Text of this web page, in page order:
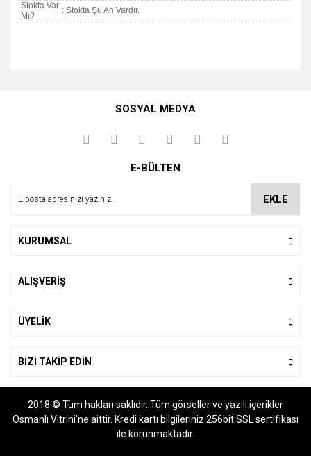
Stokta Var
Mı?
: Stokta Şu An Vardır.
kullanarak tarafımıza iletebilirsiniz.
Görüş ve önerileriniz için teşekkür ederiz.
Ürün açıklamasında eksik bilgiler bulunuyor.
SOSYAL MEDYA
E-BÜLTEN
EKLE
KURUMSAL
ALIŞVERİŞ
ÜYELİK
BİZİ TAKİP EDİN
2018 © Tüm hakları saklıdır. Tüm görseller ve yazılı içerikler
Osmanlı Vitrini'ne aittir. Kredi kartı bilgileriniz 256bit SSL sertifikası
ile korunmaktadır.